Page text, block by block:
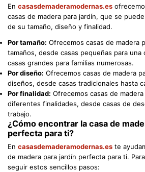
En casasdemaderamodernas.es
casas de madera para jardín, que se
de su tamaño, diseño y finalidad.
Por tamaño: Ofrecemos casas de madera
tamaños, desde casas pequeñas para
casas grandes para familias numerosas.
Por diseño: Ofrecemos casas de madera
diseños, desde casas tradicionales hasta
Por finalidad: Ofrecemos casas de
diferentes finalidades, desde casas de
trabajo.
¿Cómo encontrar la casa de
perfecta para ti?
En casasdemaderamodernas.es te
de madera para jardín perfecta para ti.
seguir estos sencillos pasos: